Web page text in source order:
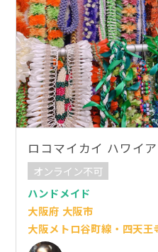
ロコマイカイ ハワイ
オンライン不可
ハンドメイド
大阪府 大阪市
大阪メトロ谷町線・四天王